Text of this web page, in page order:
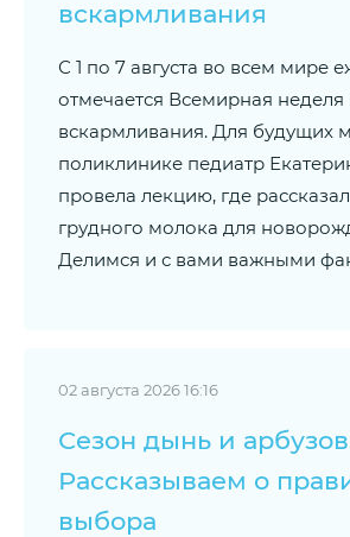
вскармливания
С 1 по 7 августа во всем мире
отмечается Всемирная неделя
вскармливания. Для будущих
поликлинике педиатр
провела лекцию, где
грудного молока для
Делимся и с вами важными
02 августа 2026 16:16
Сезон дынь и
Рассказываем о
выбора